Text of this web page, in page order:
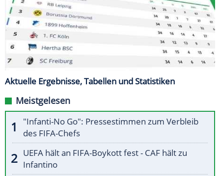
Aktuelle Ergebnisse, Tabellen und Statistiken
Meistgelesen
"Infanti-No Go": Pressestimmen zum Verbleib
des FIFA-Chefs
UEFA hält an FIFA-Boykott fest - CAF hält zu
Infantino